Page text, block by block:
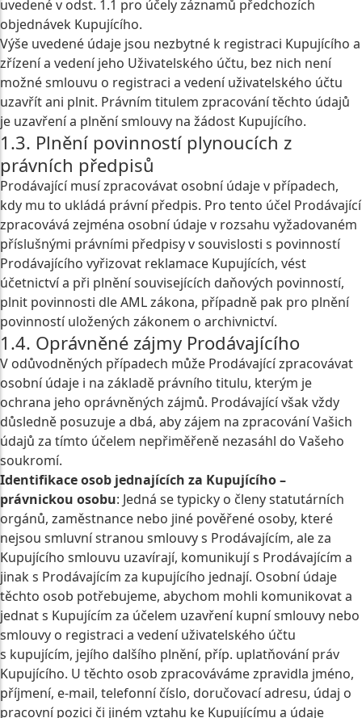
uvedené v odst. 1.1 pro účely záznamů předchozích
objednávek Kupujícího.
Výše uvedené údaje jsou nezbytné k registraci Kupujícího a
zřízení a vedení jeho Uživatelského účtu, bez nich není
možné smlouvu o registraci a vedení uživatelského účtu
uzavřít ani plnit. Právním titulem zpracování těchto údajů
je uzavření a plnění smlouvy na žádost Kupujícího.
1.3. Plnění povinností plynoucích z
právních předpisů
Prodávající musí zpracovávat osobní údaje v případech,
kdy mu to ukládá právní předpis. Pro tento účel Prodávající
zpracovává zejména osobní údaje v rozsahu vyžadovaném
příslušnými právními předpisy v souvislosti s povinností
Prodávajícího vyřizovat reklamace Kupujících, vést
účetnictví a při plnění souvisejících daňových povinností,
plnit povinnosti dle AML zákona, případně pak pro plnění
povinností uložených zákonem o archivnictví.
1.4. Oprávněné zájmy Prodávajícího
V odůvodněných případech může Prodávající zpracovávat
osobní údaje i na základě právního titulu, kterým je
ochrana jeho oprávněných zájmů. Prodávající však vždy
důsledně posuzuje a dbá, aby zájem na zpracování Vašich
údajů za tímto účelem nepřiměřeně nezasáhl do Vašeho
soukromí.
Identifikace osob jednajících za Kupujícího –
právnickou osobu: Jedná se typicky o členy statutárních
orgánů, zaměstnance nebo jiné pověřené osoby, které
nejsou smluvní stranou smlouvy s Prodávajícím, ale za
Kupujícího smlouvu uzavírají, komunikují s Prodávajícím a
jinak s Prodávajícím za kupujícího jednají. Osobní údaje
těchto osob potřebujeme, abychom mohli komunikovat a
jednat s Kupujícím za účelem uzavření kupní smlouvy nebo
smlouvy o registraci a vedení uživatelského účtu
s kupujícím, jejího dalšího plnění, příp. uplatňování práv
Kupujícího. U těchto osob zpracováváme zpravidla jméno,
příjmení, e-mail, telefonní číslo, doručovací adresu, údaj o
pracovní pozici či jiném vztahu ke Kupujícímu a údaje